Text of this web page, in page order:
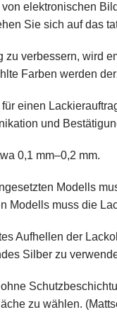
elektronischen
Sie sich auf das
zu verbessern, wird
Farben werden
einen
und
0,1 mm–0,2 mm.
Modells
Modells muss die
Aufhellen der
Silber zu
zu wählen.